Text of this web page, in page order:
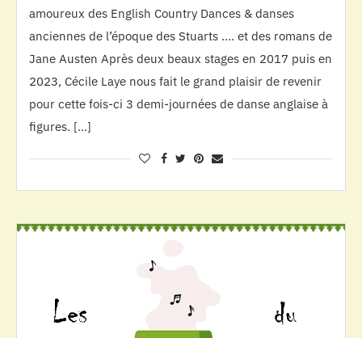
amoureux des English Country Dances & danses
anciennes de l’époque des Stuarts …. et des romans de
Jane Austen Après deux beaux stages en 2017 puis en
2023, Cécile Laye nous fait le grand plaisir de revenir
pour cette fois-ci 3 demi-journées de danse anglaise à
figures. […]